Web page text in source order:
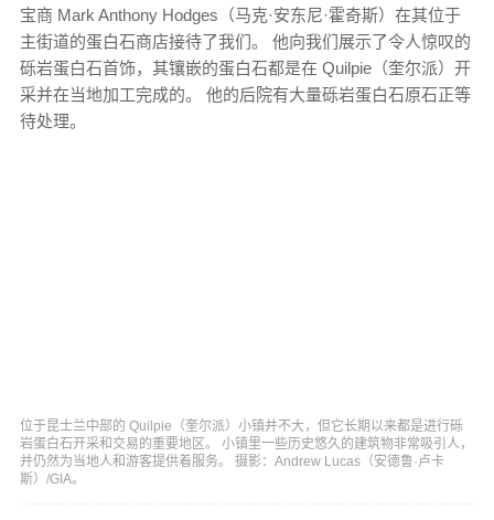
宝商 Mark Anthony Hodges（马克·安东尼·霍奇斯）在其位于
主街道的蛋白石商店接待了我们。 他向我们展示了令人惊叹的
砾岩蛋白石首饰，其镶嵌的蛋白石都是在 Quilpie（奎尔派）开
采并在当地加工完成的。 他的后院有大量砾岩蛋白石原石正等
待处理。
位于昆士兰中部的 Quilpie（奎尔派）小镇并不大，但它长期以来都是进行砾
岩蛋白石开采和交易的重要地区。 小镇里一些历史悠久的建筑物非常吸引人，
并仍然为当地人和游客提供着服务。 摄影：Andrew Lucas（安德鲁·卢卡
斯）/GIA。